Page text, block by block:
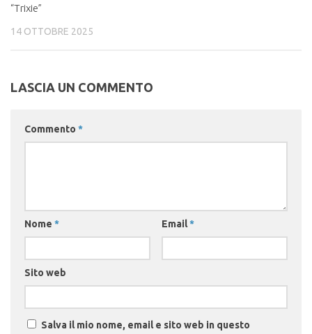
“Trixie”
14 OTTOBRE 2025
LASCIA UN COMMENTO
Commento *
Nome * Email*
Sito web
Salva il mio nome, email e sito web in questo